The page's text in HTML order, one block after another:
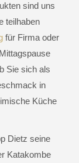
sind uns
teilhaben
für Firma oder
Sie sich als
in
Küche
Dietz seine
Katakombe